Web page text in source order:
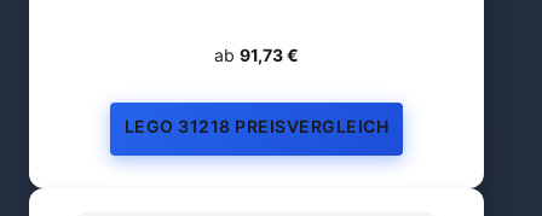
ab 91,73 €
LEGO 31218 PREISVERGLEICH